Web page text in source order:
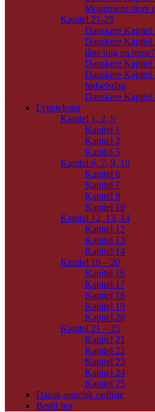
Mogensens store
Kapitel 21-25
Danskere Kapitel
Danskere
låne mig en tusse?
Danskere Kapitel
Danskere Kapitel
fødselsdag
Danskere Kapitel
Lyttetekster
Kapitel 1, 2, 5
Kapitel 1
Kapitel 2
Kapitel 5
Kapitel 6, 7, 9, 10
Kapitel 6
Kapitel 7
Kapitel 9
Kapitel 10
Kapitel 12, 13, 14
Kapitel 12
Kapitel 13
Kapitel 14
Kapitel 16 – 20
Kapitel 16
Kapitel 17
Kapitel 18
Kapitel 19
Kapitel 20
Kapitel 21 – 25
Kapitel 21
Kapitel 22
Kapitel 23
Kapitel 24
Kapitel 25
Dansk-engelsk ordliste
Bestil her